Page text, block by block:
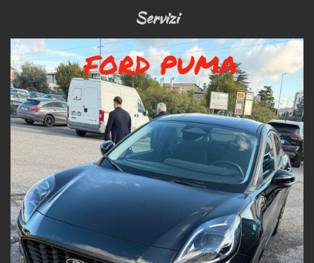
Servizi